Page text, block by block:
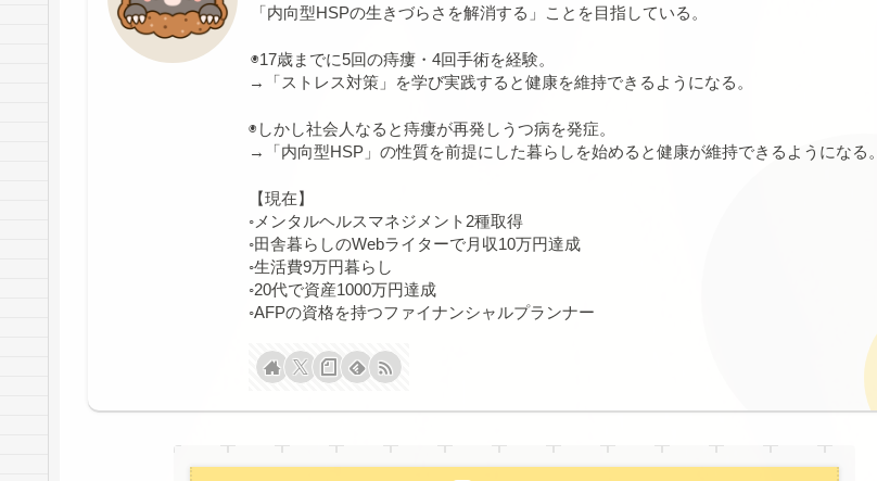
「内向型HSPの生きづらさを解消する」ことを目指している。
◉17歳までに5回の痔瘻・4回手術を経験。
→「ストレス対策」を学び実践すると健康を維持できるようになる。
◉しかし社会人なると痔瘻が再発しうつ病を発症。
→「内向型HSP」の性質を前提にした暮らしを始めると健康が維持できるようになる。
【現在】
◦メンタルヘルスマネジメント2種取得
◦田舎暮らしのWebライターで月収10万円達成
◦生活費9万円暮らし
◦20代で資産1000万円達成
◦AFPの資格を持つファイナンシャルプランナー